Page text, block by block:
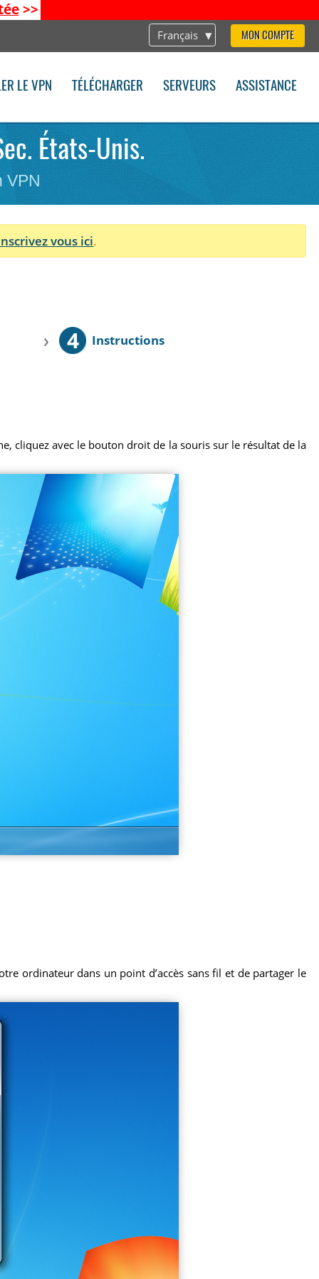
>>
Français MON COMPTE
LE VPN TÉLÉCHARGER SERVEURS ASSISTANCE
États-Unis.
VPN
vous ici.
› 4 Instructions
cliquez avec le bouton droit de la souris sur le résultat de la
ordinateur dans un point d’accès sans fil et de partager le